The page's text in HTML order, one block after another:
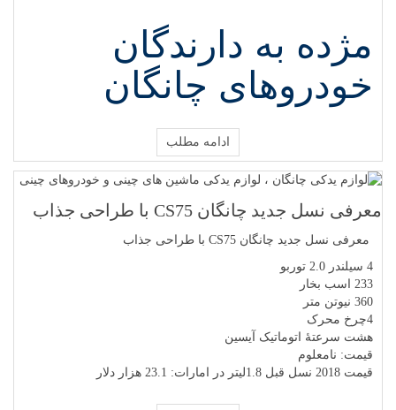
مژده به دارندگان
خودروهای چانگان
ادامه مطلب
معرفی نسل جدید چانگان CS75 با طراحی جذاب
معرفی نسل جدید چانگان CS75 با طراحی جذاب
4 سیلندر 2.0 توربو
233 اسب بخار
360 نیوتن متر
4چرخ محرک
هشت سرعتهٔ اتوماتیک آیسین
قیمت: نامعلوم
قیمت 2018 نسل قبل 1.8لیتر در امارات: 23.1 هزار دلار